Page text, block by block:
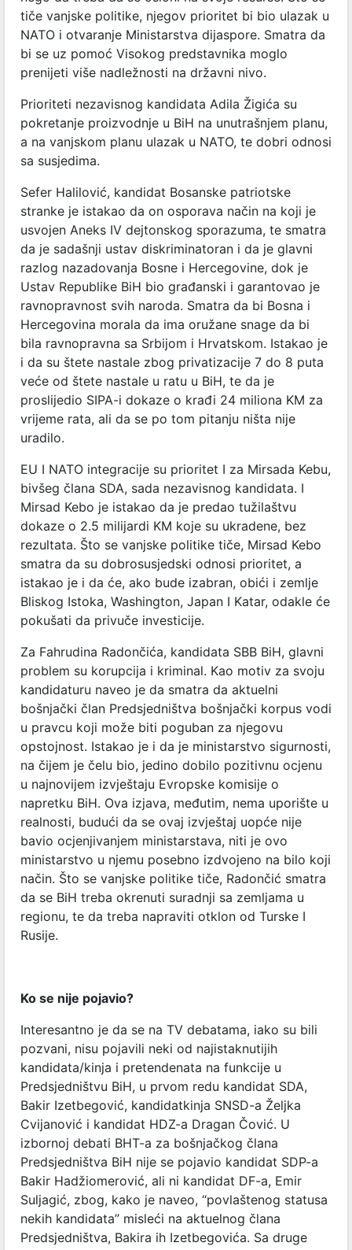
tiče vanjske politike, njegov prioritet bi bio ulazak u
NATO i otvaranje Ministarstva dijaspore. Smatra da
bi se uz pomoć Visokog predstavnika moglo
prenijeti više nadležnosti na državni nivo.
Prioriteti nezavisnog kandidata Adila Žigića su
pokretanje proizvodnje u BiH na unutrašnjem planu,
a na vanjskom planu ulazak u NATO, te dobri odnosi
sa susjedima.
Sefer Halilović, kandidat Bosanske patriotske
stranke je istakao da on osporava način na koji je
usvojen Aneks IV dejtonskog sporazuma, te smatra
da je sadašnji ustav diskriminatoran i da je glavni
razlog nazadovanja Bosne i Hercegovine, dok je
Ustav Republike BiH bio građanski i garantovao je
ravnopravnost svih naroda. Smatra da bi Bosna i
Hercegovina morala da ima oružane snage da bi
bila ravnopravna sa Srbijom i Hrvatskom. Istakao je
i da su štete nastale zbog privatizacije 7 do 8 puta
veće od štete nastale u ratu u BiH, te da je
proslijedio SIPA-i dokaze o krađi 24 miliona KM za
vrijeme rata, ali da se po tom pitanju ništa nije
uradilo.
EU I NATO integracije su prioritet I za Mirsada Kebu,
bivšeg člana SDA, sada nezavisnog kandidata. I
Mirsad Kebo je istakao da je predao tužilaštvu
dokaze o 2.5 milijardi KM koje su ukradene, bez
rezultata. Što se vanjske politike tiče, Mirsad Kebo
smatra da su dobrosusjedski odnosi prioritet, a
istakao je i da će, ako bude izabran, obići i zemlje
Bliskog Istoka, Washington, Japan I Katar, odakle će
pokušati da privuče investicije.
Za Fahrudina Radončića, kandidata SBB BiH, glavni
problem su korupcija i kriminal. Kao motiv za svoju
kandidaturu naveo je da smatra da aktuelni
bošnjački član Predsjedništva bošnjački korpus vodi
u pravcu koji može biti poguban za njegovu
opstojnost. Istakao je i da je ministarstvo sigurnosti,
na čijem je čelu bio, jedino dobilo pozitivnu ocjenu
u najnovijem izvještaju Evropske komisije o
napretku BiH. Ova izjava, međutim, nema uporište u
realnosti, budući da se ovaj izvještaj uopće nije
bavio ocjenjivanjem ministarstava, niti je ovo
ministarstvo u njemu posebno izdvojeno na bilo koji
način. Što se vanjske politike tiče, Radončić smatra
da se BiH treba okrenuti suradnji sa zemljama u
regionu, te da treba napraviti otklon od Turske I
Rusije.
Ko se nije pojavio?
Interesantno je da se na TV debatama, iako su bili
pozvani, nisu pojavili neki od najistaknutijih
kandidata/kinja i pretendenata na funkcije u
Predsjedništvu BiH, u prvom redu kandidat SDA,
Bakir Izetbegović, kandidatkinja SNSD-a Željka
Cvijanović i kandidat HDZ-a Dragan Čović. U
izbornoj debati BHT-a za bošnjačkog člana
Predsjedništva BiH nije se pojavio kandidat SDP-a
Bakir Hadžiomerović, ali ni kandidat DF-a, Emir
Suljagić, zbog, kako je naveo, “povlaštenog statusa
nekih kandidata” misleći na aktuelnog člana
Predsjedništva, Bakira ih Izetbegovića. Sa druge